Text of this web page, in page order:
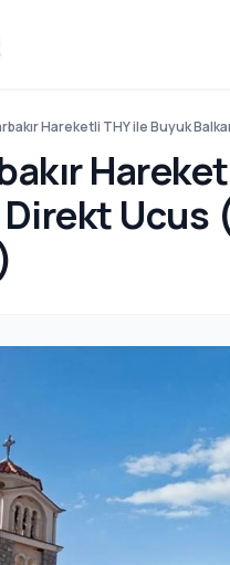
Hareketli THY ile Buyuk
Direkt Ucus